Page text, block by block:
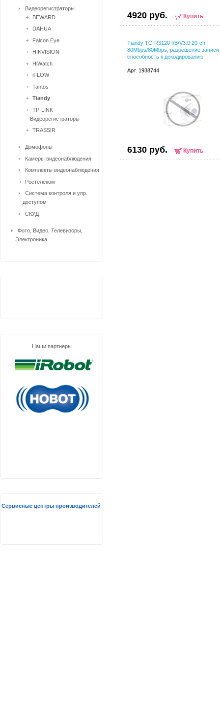
4920 руб. Купить
Tiandy TC-R3120 I/B/V3.0 20-ch,
80Mbps/80Mbps, разрешение записи
способность к декодированию
Арт. 1938744
6130 руб. Купить
Видеорегистраторы
BEWARD
DAHUA
Falcon Eye
HIKVISION
HiWatch
iFLOW
Tantos
Tiandy
TP-LINK -
Видеорегистраторы
TRASSIR
Домофоны
Камеры видеонаблюдения
Комплекты видеонаблюдения
Ростелеком
Система контроля и упр.
доступом
СКУД
Фото, Видео, Телевизоры,
Электроника
Наши партнеры
Сервисные центры производителей